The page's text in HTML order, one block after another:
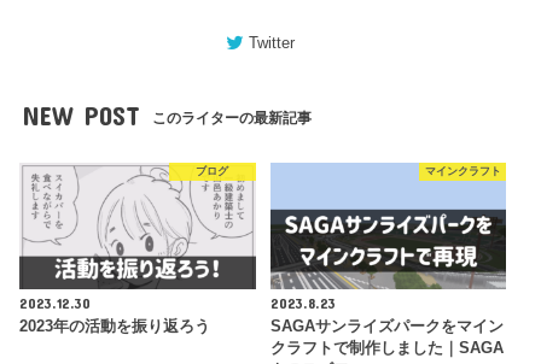
Twitter
NEW POST このライターの最新記事
ブログ
2023.12.30
2023年の活動を振り返ろう
マインクラフト
2023.8.23
SAGAサンライズパークをマイン
クラフトで制作しました｜SAGA